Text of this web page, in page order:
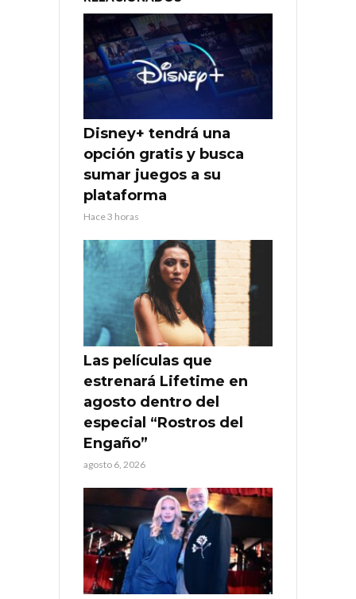
Disney+ tendrá una
opción gratis y busca
sumar juegos a su
plataforma
Hace 3 horas
Las películas que
estrenará Lifetime en
agosto dentro del
especial “Rostros del
Engaño”
agosto 6, 2026